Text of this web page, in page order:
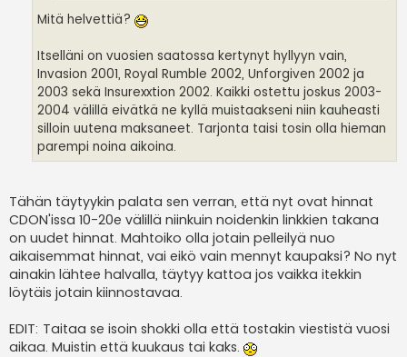
Mitä helvettiä?
Itselläni on vuosien saatossa kertynyt hyllyyn vain,
Invasion 2001, Royal Rumble 2002, Unforgiven 2002 ja
2003 sekä Insurexxtion 2002. Kaikki ostettu joskus 2003-
2004 välillä eivätkä ne kyllä muistaakseni niin kauheasti
silloin uutena maksaneet. Tarjonta taisi tosin olla hieman
parempi noina aikoina.
Tähän täytyykin palata sen verran, että nyt ovat hinnat
CDON'issa 10-20e välillä niinkuin noidenkin linkkien takana
on uudet hinnat. Mahtoiko olla jotain pelleilyä nuo
aikaisemmat hinnat, vai eikö vain mennyt kaupaksi? No nyt
ainakin lähtee halvalla, täytyy kattoa jos vaikka itekkin
löytäis jotain kiinnostavaa.
EDIT: Taitaa se isoin shokki olla että tostakin viestistä vuosi
aikaa. Muistin että kuukaus tai kaks.